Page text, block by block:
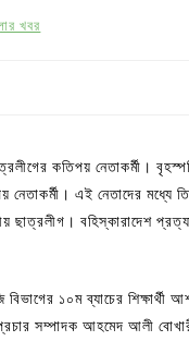
খবর
কতিপয় নেতাকর্মী।
নেতাকর্মী। এই নেতাদের মধ্যে
বহিস্কারাদেশ
১০ম ব্যাচের
প্রচার সম্পাদক আহমেদ আলী